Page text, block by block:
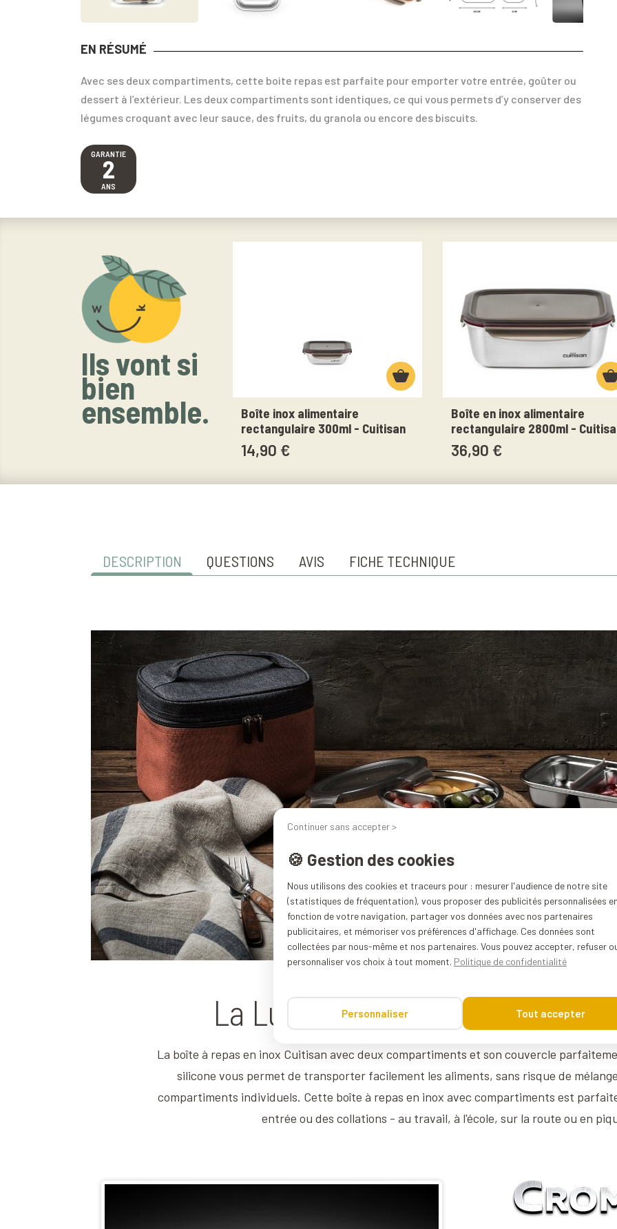
EN RÉSUMÉ
Avec ses deux compartiments, cette boite repas est parfaite pour emporter votre entrée, goûter ou
dessert à l’extérieur. Les deux compartiments sont identiques, ce qui vous permets d’y conserver des
légumes croquant avec leur sauce, des fruits, du granola ou encore des biscuits.
GARANTIE
2
ANS
Ils vont si
bien
ensemble.
Boîte inox alimentaire
rectangulaire 300ml - Cuitisan
14,90 €
Boîte en inox alimentaire
rectangulaire 2800ml -
36,90 €
DESCRIPTION QUESTIONS AVIS FICHE TECHNIQUE
La Lunch box en inox
La boîte à repas en inox Cuitisan avec deux compartiments et son couvercle
silicone vous permet de transporter facilement les aliments, sans risque de
compartiments individuels. Cette boîte à repas en inox avec compartiments est
entrée ou des collations - au travail, à l'école, sur la route ou en
Continuer sans accepter >
🍪 Gestion des cookies
Nous utilisons des cookies et traceurs pour : mesurer l'audience de notre site
(statistiques de fréquentation), vous proposer des publicités personnalisées
fonction de votre navigation, partager vos données avec nos partenaires
publicitaires, et mémoriser vos préférences d'affichage. Ces données sont
collectées par nous-même et nos partenaires. Vous pouvez accepter, refuser
personnaliser vos choix à tout moment. Politique de confidentialité
Personnaliser Tout accepter